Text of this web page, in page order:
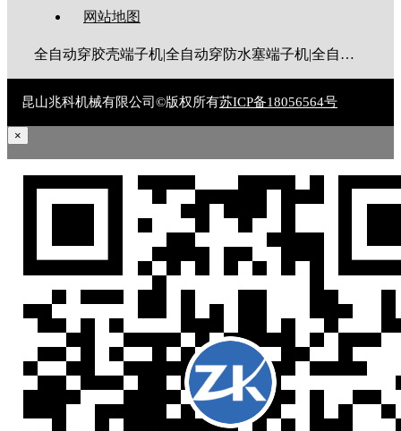
网站地图
全自动穿胶壳端子机|全自动穿防水塞端子机|全自动穿热缩管端子机|全自动穿护套端子机|全自动穿号码管端子机|全自动端子机|全自动穿防水栓端子机|端子压着机|端子压接机|静音端子机|多芯线端子机|护套线端子机|全自动排线端子机|新能源大平方压接机|电脑剥线机|自动剥线机|裁线机|剥线机
昆山兆科机械有限公司©版权所有苏ICP备18056564号
×